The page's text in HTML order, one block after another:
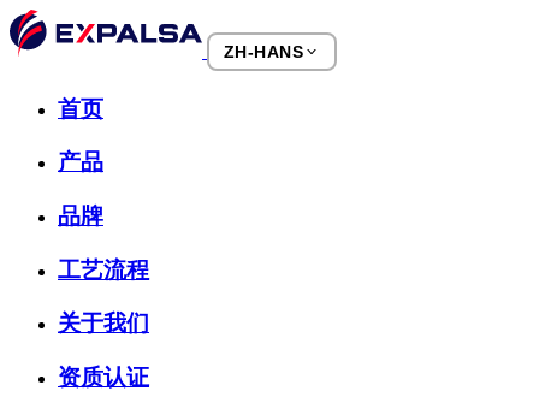
ZH-HANS
首页
产品
品牌
工艺流程
关于我们
资质认证